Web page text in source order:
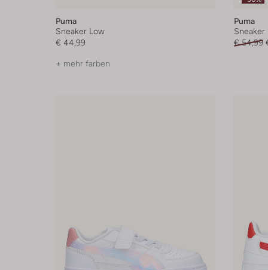
Puma
Sneaker Low
€ 44,99
+ mehr farben
Puma
Sneaker
€ 54,99